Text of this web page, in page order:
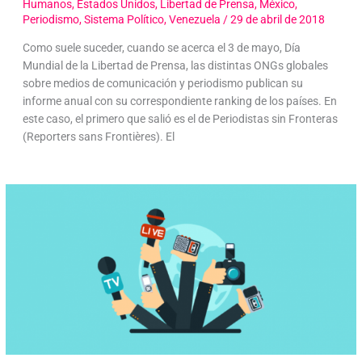
Humanos, Estados Unidos, Libertad de Prensa, México,
Periodismo,Sistema Político,Venezuela /29 de abril de 2018
Como suele suceder, cuando se acerca el 3 de mayo, Día
Mundial de la Libertad de Prensa, las distintas ONGs globales
sobre medios de comunicación y periodismo publican su
informe anual con su correspondiente ranking de los países. En
este caso, el primero que salió es el de Periodistas sin Fronteras
(Reporters sans Frontières). El